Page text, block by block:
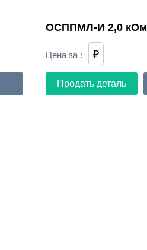
ОСППМЛ-И 2,0 кОм
Цена за : ₽
Продать деталь